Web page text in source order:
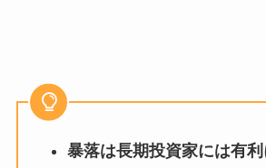
暴落は長期投資家には有